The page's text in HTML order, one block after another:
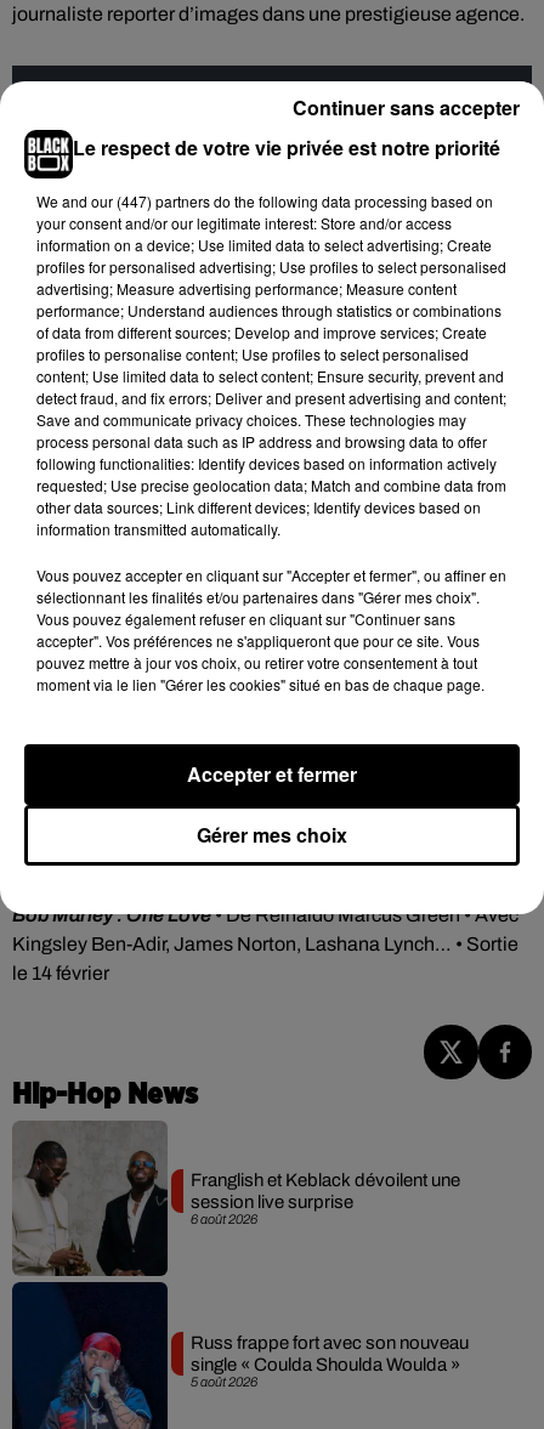
journaliste reporter d’images dans une prestigieuse agence.
Cet élément est masqué compte-tenu du refus du
dépôt de cookies que vous avez exprimé. Si vous
souhaitez l'afficher, merci de nous donner votre accord
Afficher l'élément
Et aussi, le biopic sur la légende du reggae :Bob Marley :
One love.
Avec aux commandes, le réalisateur deLa méthode
Williamset Kingsley Ben-Adir, vu dansBarbieou la série
Peaky Blinders, dans le rôle-titre.
dépôt de cookies que vous avez exprimé. Si vous
souhaitez l'afficher, merci de nous donner votre accord
en cliquant sur le bouton ci-dessous.
Afficher l'élément
• De et Avec Reem Kherici, Franck Dubosc et
les voix d’Inès Reg et Artus... • Sortie le 14 février
• D’Alix Delaporte • Avec Alice Isaaz, Roschdy Zem,
Bob Marley : One Love• De Reinaldo Marcus Green • Avec
Kingsley Ben-Adir, James Norton, Lashana Lynch… • Sortie
le 14 février
Hip-Hop News
6 août 2026
Franglish et Keblack dévoilent une
session live surprise
5 août 2026
Russ frappe fort avec son nouveau
single « Coulda Shoulda Woulda »
Le respect de votre vie privée est notre priorité
We and our (447) partnersdo the following data processing based on
your consent and/or our legitimate interest: Store and/or access
information on a device; Use limited data to select advertising; Create
profiles for personalised advertising; Use profiles to select personalised
advertising; Measure advertising performance; Measure content
performance; Understand audiences through statistics or combinations
of data from different sources; Develop and improve services; Create
profiles to personalise content; Use profiles to select personalised
content; Use limited data to select content; Ensure security, prevent and
detect fraud, and fix errors; Deliver and present advertising and content;
Save and communicate privacy choices. These technologies may
process personal data such as IP address and browsing data to offer
following functionalities: Identify devices based on information actively
requested; Use precise geolocation data; Match and combine data from
other data sources; Link different devices; Identify devices based on
information transmitted automatically.
Vous pouvez accepter en cliquant sur "Accepter et fermer", ou affiner en
sélectionnant les finalités et/ou partenaires dans "Gérer mes choix".
Vous pouvez également refuser en cliquant sur "Continuer sans
accepter". Vos préférences ne s'appliqueront que pour ce site. Vous
pouvez mettre à jour vos choix, ou retirer votre consentement à tout
moment via le lien "Gérer les cookies" situé en bas de chaque page.
Gérer mes choix
Accepter et fermer
Continuer sans accepter